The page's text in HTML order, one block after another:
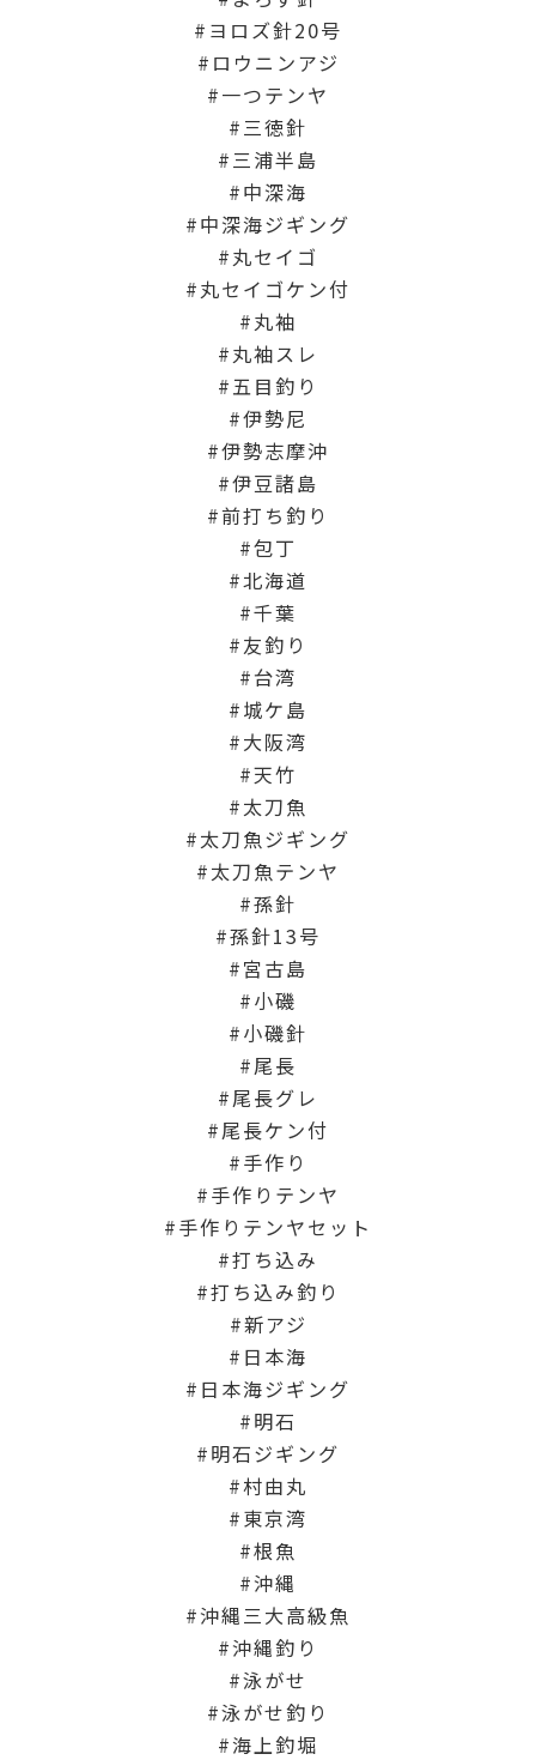
ヨロズ針20号
ロウニンアジ
一つテンヤ
三徳針
三浦半島
中深海
中深海ジギング
丸セイゴ
丸セイゴケン付
丸袖
丸袖スレ
五目釣り
伊勢尼
伊勢志摩沖
伊豆諸島
前打ち釣り
包丁
北海道
千葉
友釣り
台湾
城ケ島
大阪湾
天竹
太刀魚
太刀魚ジギング
太刀魚テンヤ
孫針
孫針13号
宮古島
小磯
小磯針
尾長
尾長グレ
尾長ケン付
手作り
手作りテンヤ
手作りテンヤセット
打ち込み
打ち込み釣り
新アジ
日本海
日本海ジギング
明石
明石ジギング
村由丸
東京湾
根魚
沖縄
沖縄三大高級魚
沖縄釣り
泳がせ
泳がせ釣り
海上釣堀